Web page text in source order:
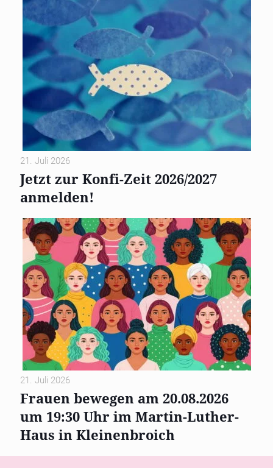
21. Juli 2026
Jetzt zur Konfi-Zeit 2026/2027
anmelden!
21. Juli 2026
Frauen bewegen am 20.08.2026
um 19:30 Uhr im Martin-Luther-
Haus in Kleinenbroich